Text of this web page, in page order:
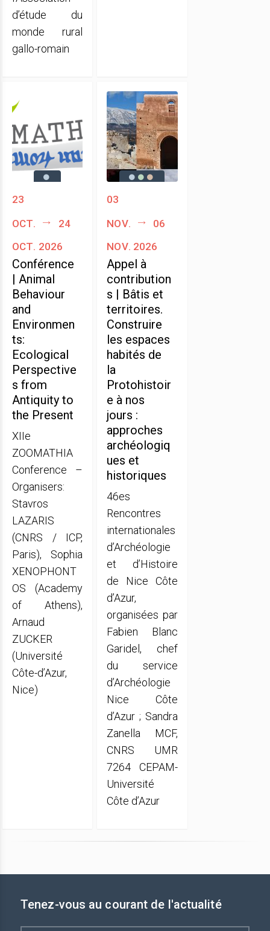
d’étude du
monde rural
gallo-romain
23
oct.
24
oct. 2026
Conférence
| Animal
Behaviour
and
Environmen
ts:
Ecological
Perspective
s from
Antiquity to
the Present
XIIe
ZOOMATHIA
Conference –
Organisers:
Stavros
LAZARIS
(CNRS / ICP,
Paris), Sophia
XENOPHONT
OS (Academy
of Athens),
Arnaud
ZUCKER
(Université
Côte-d’Azur,
Nice)
03
nov.
06
nov. 2026
Appel à
contribution
s | Bâtis et
territoires.
Construire
les espaces
habités de
la
Protohistoir
e à nos
jours :
approches
archéologiq
ues et
historiques
46es
Rencontres
internationales
d’Archéologie
et d’Histoire
de Nice Côte
d’Azur,
organisées par
Fabien Blanc
Garidel, chef
du service
d’Archéologie
Nice Côte
d’Azur ; Sandra
Zanella MCF,
CNRS UMR
7264 CEPAM-
Université
Côte d’Azur
Tenez-vous au courant de l'actualité